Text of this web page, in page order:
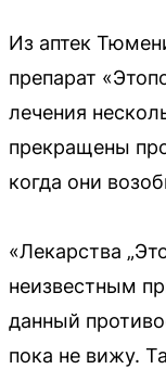
Из аптек
препарат
лечения
прекращены
когда они
«Лекарства
неизвестным
данный
пока не вижу.